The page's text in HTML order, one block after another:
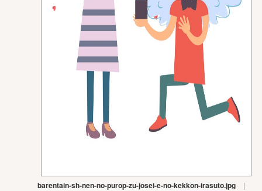
barentain-sh-nen-no-purop-zu-josei-e-no-kekkon-irasuto.jpg |